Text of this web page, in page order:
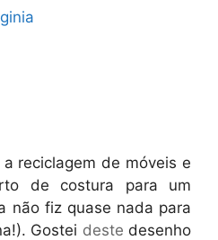
reciclagem de móveis e
de costura para um
não fiz quase nada para
Gostei deste desenho